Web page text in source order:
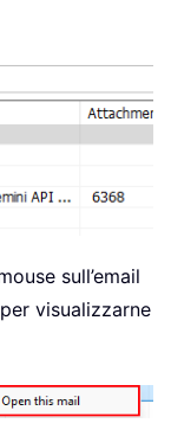
sull’email
visualizzarne